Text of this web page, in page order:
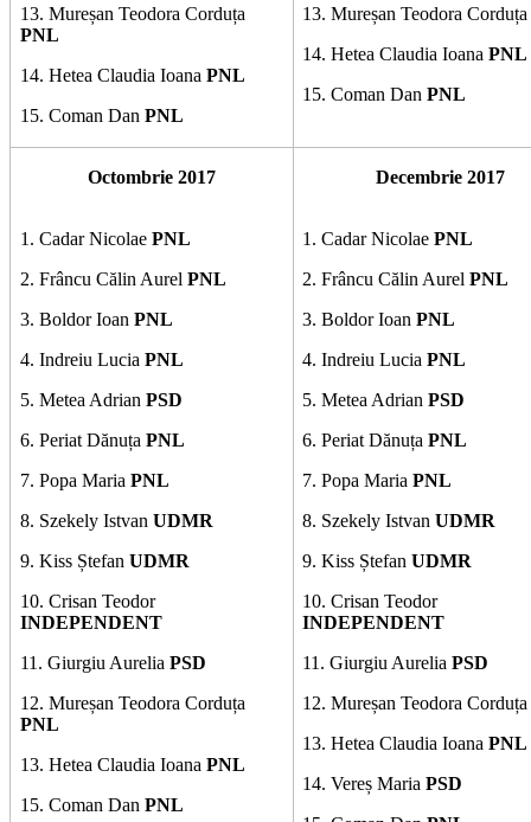
13. Mureșan Teodora Corduța
PNL
14. Hetea Claudia Ioana PNL
15. Coman Dan PNL
13. Mureșan Teodora
14. Hetea Claudia IoanaPNL
15. Coman Dan PNL
Octombrie 2017
1. Cadar Nicolae PNL
2. Frâncu Călin Aurel PNL
3. Boldor Ioan PNL
4. Indreiu Lucia PNL
5. Metea Adrian PSD
6. Periat Dănuța PNL
7. Popa Maria PNL
8. Szekely Istvan UDMR
9. Kiss Ștefan UDMR
10. Crisan Teodor
INDEPENDENT
11. Giurgiu Aurelia PSD
12. Mureșan Teodora Corduța
PNL
13. Hetea Claudia Ioana PNL
15. Coman Dan PNL
Decembrie 2017
1. Cadar NicolaePNL
2. Frâncu Călin AurelPNL
3. Boldor IoanPNL
4. Indreiu LuciaPNL
5. Metea AdrianPSD
6. Periat DănuțaPNL
7. Popa MariaPNL
8. Szekely IstvanUDMR
9. Kiss ȘtefanUDMR
10. Crisan Teodor
INDEPENDENT
11. Giurgiu AureliaPSD
12. Mureșan Teodora
13. Hetea Claudia IoanaPNL
14. Vereș MariaPSD